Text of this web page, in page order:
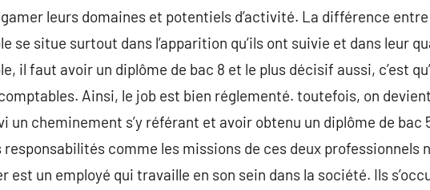
leurs domaines et potentiels d’activité. La différence
se situe surtout dans l’apparition qu’ils ont suivie et dans leur
il faut avoir un diplôme de bac 8 et le plus décisif aussi, c’est
Ainsi, le job est bien réglementé. toutefois, on
un cheminement s’y référant et avoir obtenu un diplôme de bac
responsabilités comme les missions de ces deux professionnels
est un employé qui travaille en son sein dans la société. Ils